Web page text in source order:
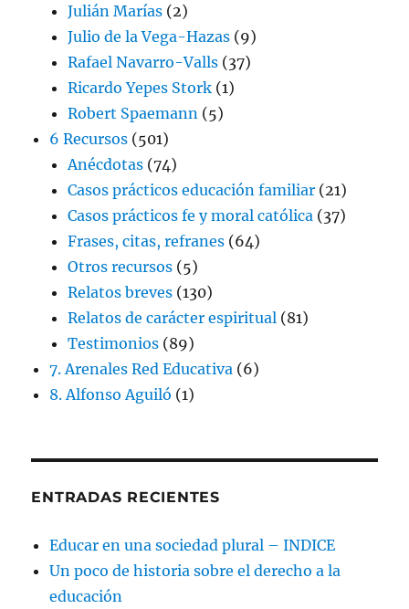
Julián Marías (2)
Julio de la Vega-Hazas (9)
Rafael Navarro-Valls (37)
Ricardo Yepes Stork (1)
Robert Spaemann (5)
6 Recursos (501)
Anécdotas (74)
Casos prácticos educación familiar (21)
Casos prácticos fe y moral católica (37)
Frases, citas, refranes (64)
Otros recursos (5)
Relatos breves (130)
Relatos de carácter espiritual (81)
Testimonios (89)
7. Arenales Red Educativa (6)
8. Alfonso Aguiló (1)
ENTRADAS RECIENTES
Educar en una sociedad plural – INDICE
Un poco de historia sobre el derecho a la
educación